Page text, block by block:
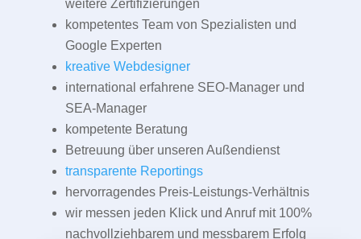
weitere Zertifizierungen
kompetentes Team von Spezialisten und
Google Experten
kreative Webdesigner
international erfahrene SEO-Manager und
SEA-Manager
kompetente Beratung
Betreuung über unseren Außendienst
transparente Reportings
hervorragendes Preis-Leistungs-Verhältnis
wir messen jeden Klick und Anruf mit 100%
nachvollziehbarem und messbarem Erfolg